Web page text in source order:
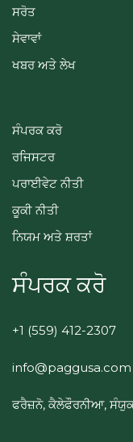
ਸਰੋਤ
ਸੇਵਾਵਾਂ
ਖਬਰ ਅਤੇ ਲੇਖ
ਸੰਪਰਕ ਕਰੋ
ਰਜਿਸਟਰ
ਪਰਾਈਵੇਟ ਨੀਤੀ
ਕੂਕੀ ਨੀਤੀ
ਨਿਯਮ ਅਤੇ ਸ਼ਰਤਾਂ
ਸੰਪਰਕ ਕਰੋ
+1 (559) 412-2307
info@paggusa.com
ਫਰੈਜ਼ਨੋ, ਕੈਲੇਫੌਰਨੀਆ,